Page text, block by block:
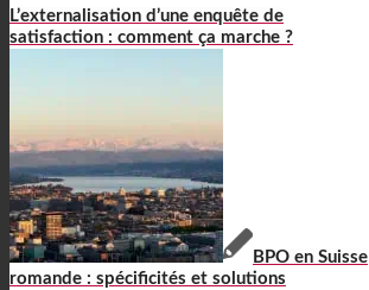
L’externalisation d’une enquête de
satisfaction : comment ça marche ?
BPO en Suisse
romande : spécificités et solutions